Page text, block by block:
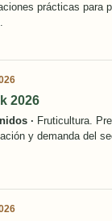
prácticas para
2026
· Fruticultura.
y demanda del